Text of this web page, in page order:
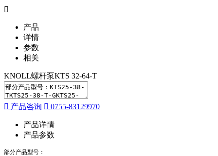
产品
详情
参数
相关
KNOLL螺杆泵KTS 32-64-T
产品咨询 0755-83129970
产品详情
产品参数
部分产品型号：